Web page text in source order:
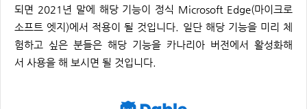
되면 2021년 말에 해당 기능이 정식 Microsoft Edge(마이크로
소프트 엣지)에서 적용이 될 것입니다. 일단 해당 기능을 미리 체
험하고 싶은 분들은 해당 기능을 카나리아 버전에서 활성화해
서 사용을 해 보시면 될 것입니다.